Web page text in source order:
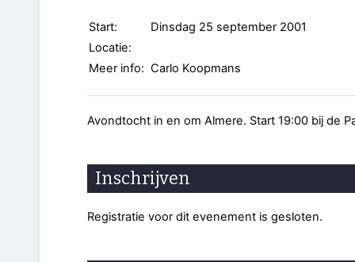
Start:
Dinsdag 25 september 2001
Locatie:
Meer info: Carlo Koopmans
Avondtocht in en om Almere. Start 19:00 bij de
Inschrijven
Registratie voor dit evenement is gesloten.